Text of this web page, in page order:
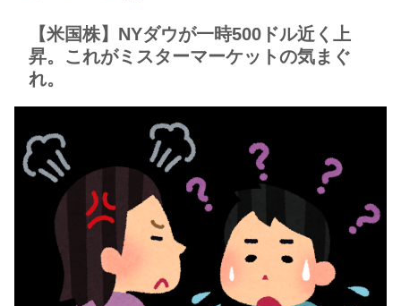
【米国株】NYダウが一時500ドル近く上
昇。これがミスターマーケットの気まぐ
れ。